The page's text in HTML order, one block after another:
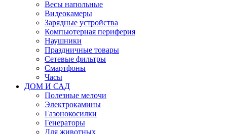
Весы напольные
Видеокамеры
Зарядные устройства
Компьютерная периферия
Наушники
Праздничные товары
Сетевые фильтры
Смартфоны
Часы
ДОМ И САД
Полезные мелочи
Электрокамины
Газонокосилки
Генераторы
Для животных